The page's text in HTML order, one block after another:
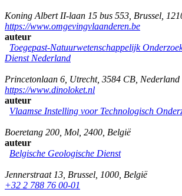
Koning Albert II-laan 15 bus 553 Brussel
https://www.omgevingvlaanderen.be
auteur
Toegepast-Natuurwetenschappelijk
Dienst Nederland
Princetonlaan 6 Utrecht, 3584 CB Nederland
https://www.dinoloket.nl
auteur
Vlaamse Instelling voor Technologisch
Boeretang 200 Mol 2400 België
auteur
Belgische Geologische Dienst
Jennerstraat 13 Brussel 1000 België
+32 2 788 76 00-01